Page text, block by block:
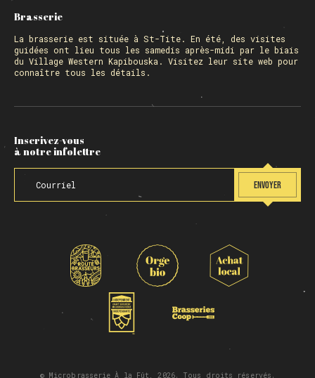
Brasserie
La brasserie est située à St-Tite. En été, des visites
guidées ont lieu tous les samedis après-midi par le biais
du Village Western Kapibouska. Visitez leur site web pour
connaître tous les détails.
Inscrivez-vous
à notre infolettre
ENVOYER
© Microbrasserie À la Fût, 2026. Tous droits réservés.